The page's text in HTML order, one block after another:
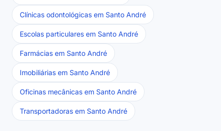
Clínicas odontológicas em Santo André
Escolas particulares em Santo André
Farmácias em Santo André
Imobiliárias em Santo André
Oficinas mecânicas em Santo André
Transportadoras em Santo André